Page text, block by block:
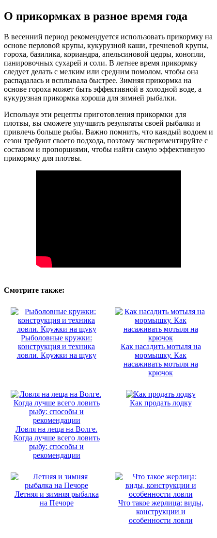
О прикормках в разное время года
В весенний период рекомендуется использовать прикормку на
основе перловой крупы, кукурузной каши, гречневой крупы,
гороха, базилика, кориандра, апельсиновой цедры, конопли,
панировочных сухарей и соли. В летнее время прикормку
следует делать с мелким или средним помолом, чтобы она
распадалась и всплывала быстрее. Зимняя прикормка на
основе гороха может быть эффективной в холодной воде, а
кукурузная прикормка хороша для зимней рыбалки.
Используя эти рецепты приготовления прикормки для
плотвы, вы сможете улучшить результаты своей рыбалки и
привлечь больше рыбы. Важно помнить, что каждый водоем и
сезон требуют своего подхода, поэтому экспериментируйте с
составом и пропорциями, чтобы найти самую эффективную
прикормку для плотвы.
Смотрите также:
Рыболовные кружки:
конструкция и техника
ловли. Кружки на щуку
Как насадить мотыля на
мормышку. Как
насаживать мотыля на
крючок
Ловля на леща на Волге.
Когда лучше всего ловить
рыбу: способы и
рекомендации
Как продать лодку
Летняя и зимняя рыбалка
на Печоре
Что такое жерлица: виды,
конструкции и
особенности ловли